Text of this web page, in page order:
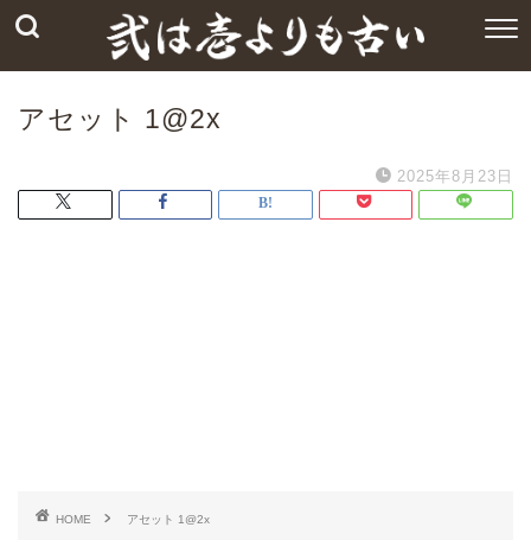
アセット 1@2x
2025年8月23日
HOME アセット 1@2x